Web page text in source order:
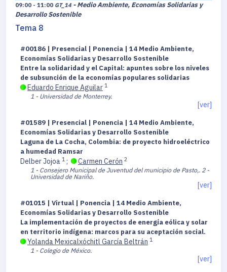
09:00 - 11:00 GT_14 - Medio Ambiente, Economías Solidarias y
Desarrollo Sostenible
Tema 8
#00186 | Presencial | Ponencia | 14 Medio Ambiente,
Economías Solidarias y Desarrollo Sostenible
Entre la solidaridad y el Capital: apuntes sobre los niveles
de subsunción de la economías populares solidarias
Eduardo Enrique Aguilar 1
1 - Universidad de Monterrey.
[ver]
#01589 | Presencial | Ponencia | 14 Medio Ambiente,
Economías Solidarias y Desarrollo Sostenible
Laguna de La Cocha, Colombia: de proyecto hidroeléctrico
a humedad Ramsar
Delber Jojoa 1 ; Carmen Cerón 2
1 - Consejero Municipal de Juventud del municipio de Pasto,. 2 -
Universidad de Nariño.
[ver]
#01015 | Virtual | Ponencia | 14 Medio Ambiente,
Economías Solidarias y Desarrollo Sostenible
La implementación de proyectos de energía eólica y solar
en territorio indígena: marcos para su aceptación social.
Yolanda Mexicalxóchitl García Beltrán 1
1 - Colegio de México.
[ver]